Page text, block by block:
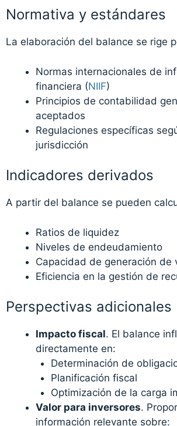
Normativa y estándares
La elaboración del balance se rige
Normas internacionales de
financiera (NIIF)
Principios de contabilidad
aceptados
Regulaciones específicas
jurisdicción
Indicadores derivados
A partir del balance se pueden
Ratios de liquidez
Niveles de endeudamiento
Capacidad de generación de
Eficiencia en la gestión de
Perspectivas adicionales
Impacto fiscal. El balance
directamente en:
Determinación de
Planificación fiscal
Optimización de la carga
Valor para inversores.
información relevante sobre: